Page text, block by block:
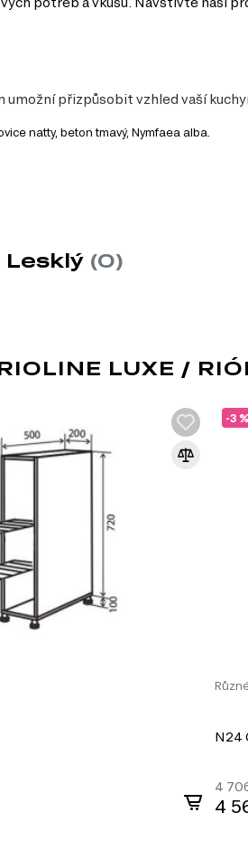
umožní přizpůsobit vzhled vaší
natty, beton tmavý, Nymfaea alba.
a vytvořit si tak kuchyň přesně podle
Luxe Lesklý, který zahrnuje
produktů:
Lesklý (0)
LUXE /
-3 %
N24
4
4